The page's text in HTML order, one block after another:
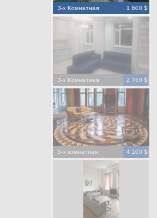
3-х Комнатная 1 600 $
3-х Комнатная 2 760 $
5-х комнатная 4 100 $